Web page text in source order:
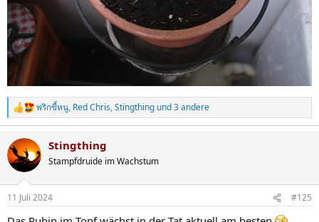
R
e
k
t
i
n
e
พริกขี้หนู, Red Chris,Stingthing und 3 andere
Stingthing
Stampfdruide im Wachstum
11 Juli 2024 #125